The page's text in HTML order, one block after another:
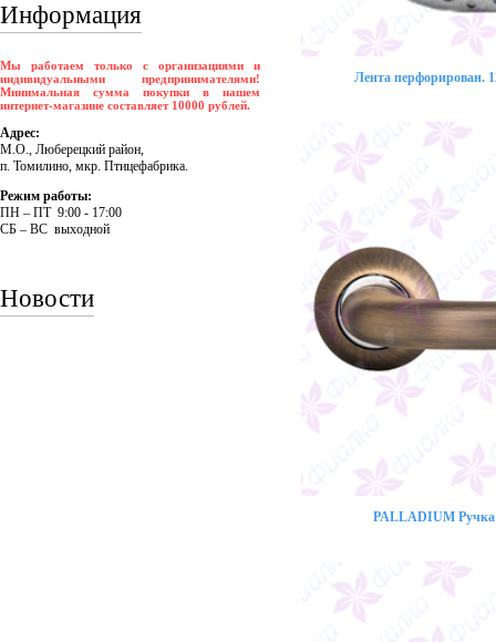
Информация
Мы работаем только с организациями и
индивидуальными предпринимателями!
Минимальная сумма покупки в нашем
интернет-магазине составляет 10000 рублей.
Адрес:
М.О., Люберецкий район,
п. Томилино, мкр. Птицефабрика.
Режим работы:
ПH – ПT 9:00 - 17:00
CБ – BC выходной
Новости
Лента перфорирован.
PALLADIUM Ручка